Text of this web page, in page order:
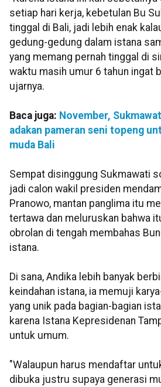
setiap hari kerja, kebetulan Bu
tinggal di Bali, jadi lebih enak
gedung-gedung dalam istana
yang memang pernah tinggal di
waktu masih umur 6 tahun ingat
ujarnya.
Baca juga: November,
adakan pameran seni topeng
muda Bali
Sempat disinggung Sukmawati
jadi calon wakil presiden
Pranowo, mantan panglima itu
tertawa dan meluruskan bahwa
obrolan di tengah membahas
istana.
Di sana, Andika lebih banyak
keindahan istana, ia memuji
yang unik pada bagian-bagian
karena Istana Kepresidenan
untuk umum.
"Walaupun harus mendaftar
dibuka justru supaya generasi